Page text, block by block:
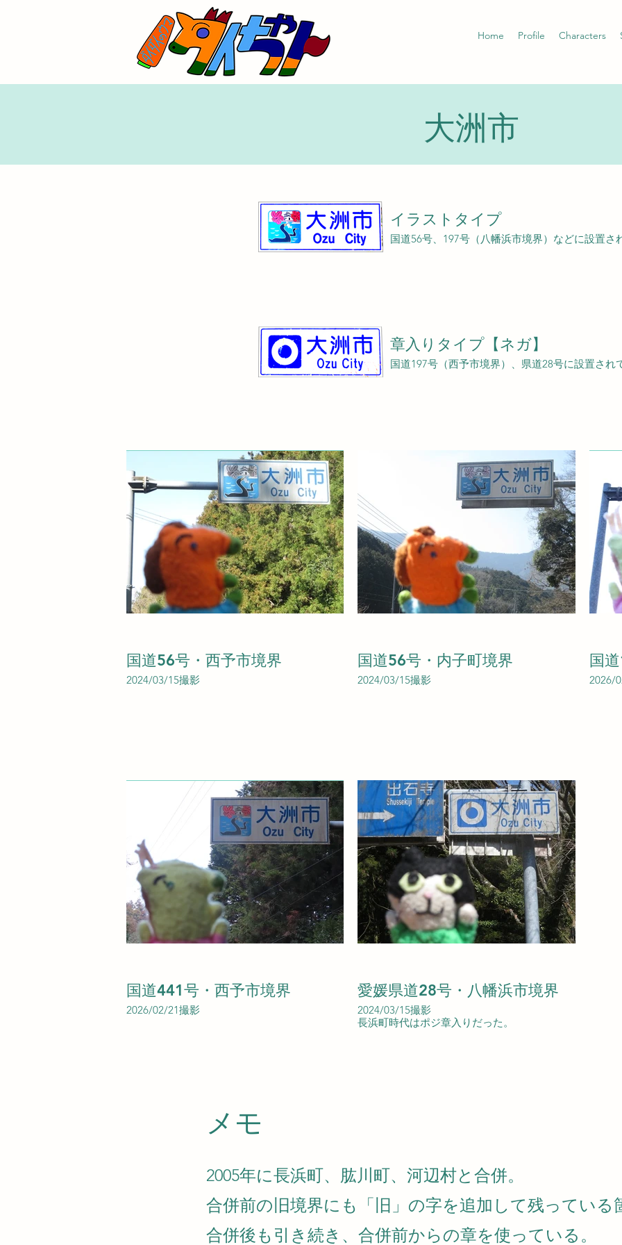
Home Profile Characters
大洲市
イラストタイプ
国道56号、197号（八幡浜市境界）などに設置さ
章入りタイプ【ネガ】
国道197号（西予市境界）、県道28号に設置され
国道56号・西予市境界
2024/03/15撮影
国道56号・内子町境界
2024/03/15撮影
国
2026/
国道441号・西予市境界
2026/02/21撮影
愛媛県道28号・八幡浜市境界
2024/03/15撮影
長浜町時代はポジ章入りだった。
​メモ
2005年に長浜町、肱川町、河辺村と合併。
合併前の旧境界にも「旧」の字を追加して残っている
合併後も引き続き、合併前からの章を使っている。